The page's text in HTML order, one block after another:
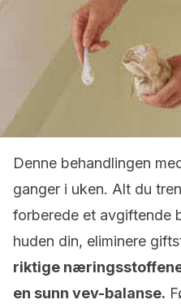
Denne behandlingen
ganger i uken. Alt du
forberede et avgiftende
huden din, eliminere
riktige
en sunn vev-balanse.